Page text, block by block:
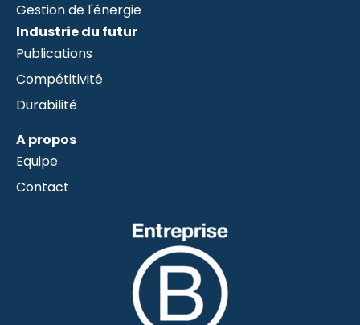
Gestion de l'énergie
Industrie du futur
Publications
Compétitivité
Durabilité
A propos
Equipe
Contact